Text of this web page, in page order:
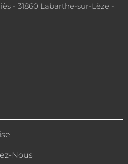
- 31860 Labarthe-sur-Lèze -
Nous